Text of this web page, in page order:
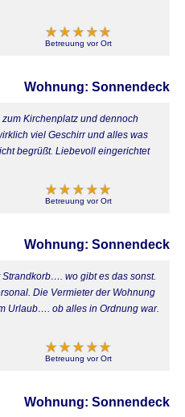
Betreuung vor Ort
Wohnung: Sonnendeck
Kirchenplatz und dennoch
viel Geschirr und alles was
begrüßt. Liebevoll eingerichtet
Betreuung vor Ort
Wohnung: Sonnendeck
wo gibt es das sonst.
Die Vermieter der Wohnung
Urlaub…. ob alles in Ordnung war.
Betreuung vor Ort
Wohnung: Sonnendeck